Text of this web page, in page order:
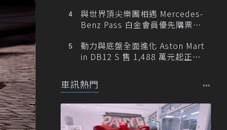
與世界頂尖樂團相遇 Mercedes-
Benz Pass 白金會員優先購票維
動力與底盤全面進化 Aston Mart
in DB12 S 售 1,488 萬元起正式
車訊熱門